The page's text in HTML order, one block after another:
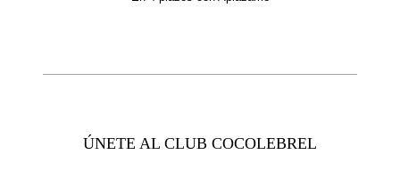
ÚNETE AL CLUB COCOLEBREL